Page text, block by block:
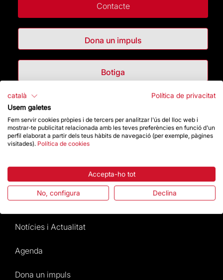
Contacte
Dona un impuls
Botiga
Destacats
La Fundació
Normativa i condicions de compra
Notícies i Actualitat
Agenda
Dona un impuls
català
Política de privacitat
Usem galetes
Fem servir cookies pròpies i de tercers per analitzar l'ús del lloc web i
mostrar-te publicitat relacionada amb les teves preferències en funció d'un
perfil elaborat a partir dels teus hàbits de navegació (per exemple, pàgines
visitades). Política de cookies
Accepta-ho tot
No, configura Declina